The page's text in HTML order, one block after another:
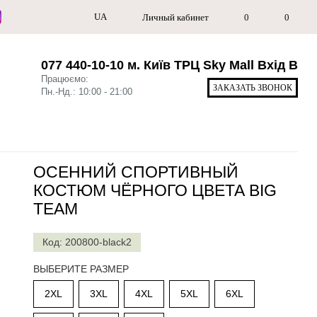
0
0
Личный кабинет
UA
077 440-10-10 м. Київ ТРЦ Sky Mall Вхід В
Працюємо:
Пн.-Нд.: 10:00 - 21:00
ЗАКАЗАТЬ ЗВОНОК
ОСЕННИЙ СПОРТИВНЫЙ
КОСТЮМ ЧЁРНОГО ЦВЕТА BIG
TEAM
Код: 200800-black2
ВЫБЕРИТЕ РАЗМЕР
2XL 3XL 4XL 5XL 6XL